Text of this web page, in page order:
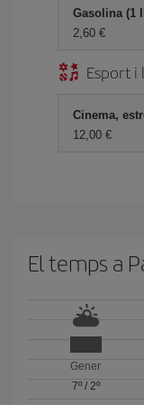
Gasolina (1
2,60
Esport i
Cinema,
12,00
El temps a
Gener
7º/ 2º